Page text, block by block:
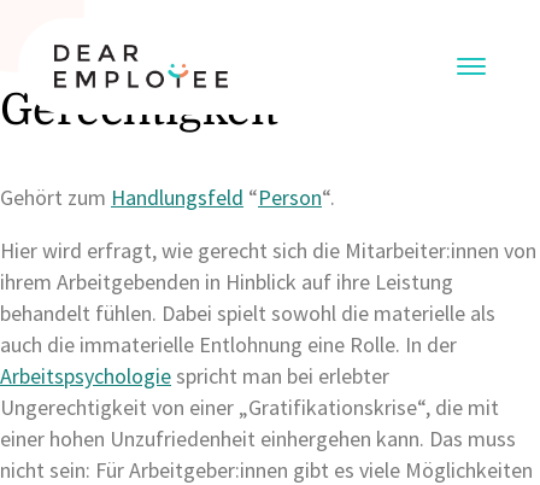
Gerechtigkeit
Gehört zum Handlungsfeld “Person“.
Hier wird erfragt, wie gerecht sich die Mitarbeiter:innen von
ihrem Arbeitgebenden in Hinblick auf ihre Leistung
behandelt fühlen. Dabei spielt sowohl die materielle als
auch die immaterielle Entlohnung eine Rolle. In der
Arbeitspsychologiespricht man bei erlebter
Ungerechtigkeit von einer „Gratifikationskrise“, die mit
einer hohen Unzufriedenheit einhergehen kann. Das muss
nicht sein: Für Arbeitgeber:innen gibt es viele Möglichkeiten